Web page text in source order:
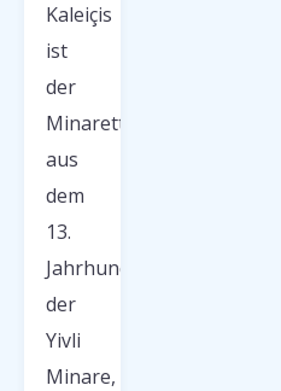
Kaleiçis
ist
der
Minarett
aus
dem
13.
Jahrhundert,
der
Yivli
Minare,